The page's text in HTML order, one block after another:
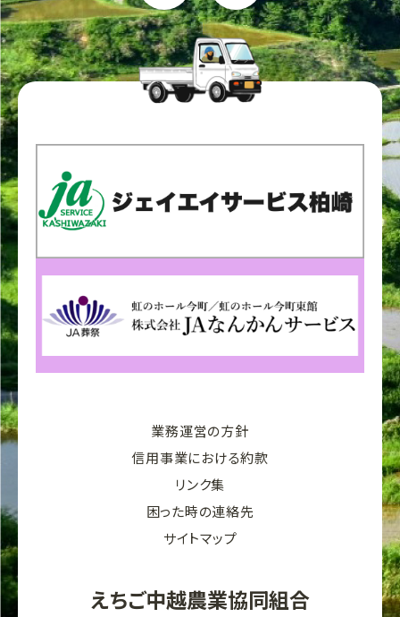
業務運営の方針
信用事業における約款
リンク集
困った時の連絡先
サイトマップ
えちご中越農業協同組合